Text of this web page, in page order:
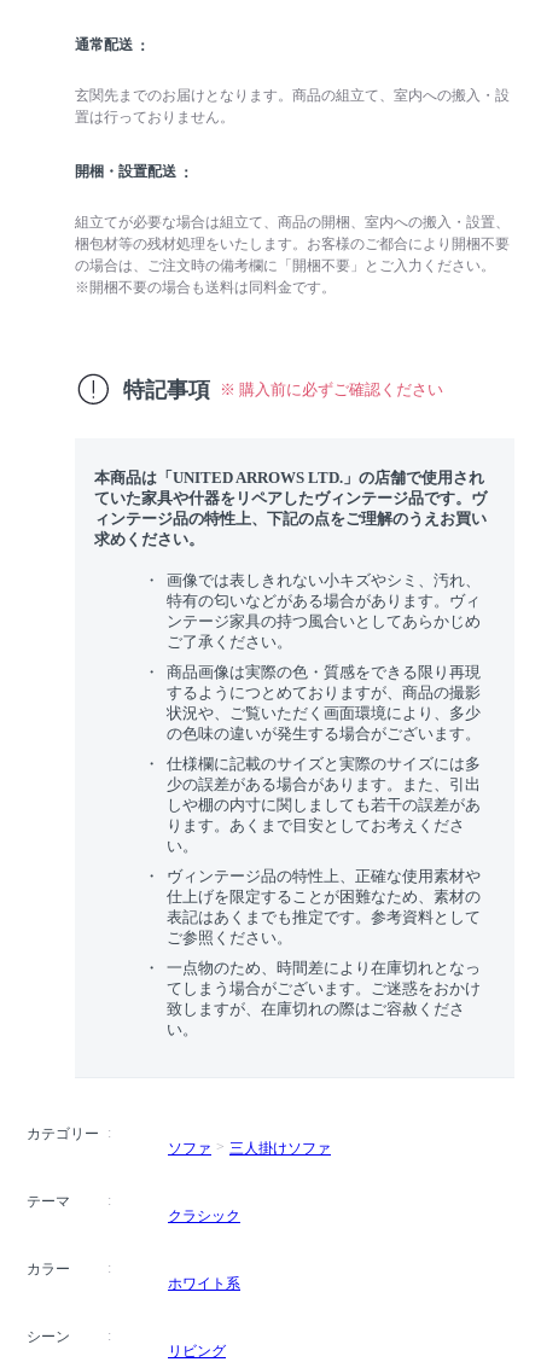
通常配送
玄関先までのお届けとなります。商品の組立て、室内への搬入・設
置は行っておりません。
開梱・設置配送
組立てが必要な場合は組立て、商品の開梱、室内への搬入・設置、
梱包材等の残材処理をいたします。お客様のご都合により開梱不要
の場合は、ご注文時の備考欄に「開梱不要」とご入力ください。
※開梱不要の場合も送料は同料金です。
特記事項 ※ 購入前に必ずご確認ください
本商品は「UNITED ARROWS LTD.」の店舗で使用され
ていた家具や什器をリペアしたヴィンテージ品です。ヴ
ィンテージ品の特性上、下記の点をご理解のうえお買い
求めください。
画像では表しきれない小キズやシミ、汚れ、
特有の匂いなどがある場合があります。ヴィ
ンテージ家具の持つ風合いとしてあらかじめ
ご了承ください。
商品画像は実際の色・質感をできる限り再現
するようにつとめておりますが、商品の撮影
状況や、ご覧いただく画面環境により、多少
の色味の違いが発生する場合がございます。
仕様欄に記載のサイズと実際のサイズには多
少の誤差がある場合があります。また、引出
しや棚の内寸に関しましても若干の誤差があ
ります。あくまで目安としてお考えくださ
い。
ヴィンテージ品の特性上、正確な使用素材や
仕上げを限定することが困難なため、素材の
表記はあくまでも推定です。参考資料として
ご参照ください。
一点物のため、時間差により在庫切れとなっ
てしまう場合がございます。ご迷惑をおかけ
致しますが、在庫切れの際はご容赦くださ
い。
カテゴリー
ソファ
三人掛けソファ
テーマ
クラシック
カラー
ホワイト系
シーン
リビング